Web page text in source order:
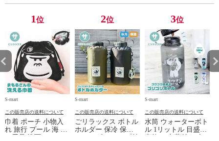
TOPAZ 1410
1位
S-mart
この販売店の送料について
巾着 ポーチ 小物入
れ 旅行 プール 海 バ
2位
S-mart
この販売店の送料について
ごリラックス ボトル
ホルダー 保冷 保温
3位
S-mart
この販売店の送料について
水筒 ウォーターボト
ル 1リットル 目盛り